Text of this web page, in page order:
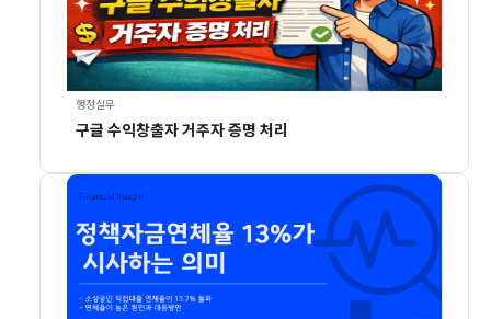
행정실무
구글 수익창출자 거주자 증명 처리